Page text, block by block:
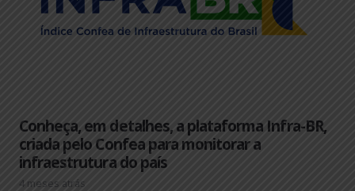
Conheça, em detalhes, a plataforma Infra-BR,
criada pelo Confea para monitorar a
infraestrutura do país
4 meses atrás